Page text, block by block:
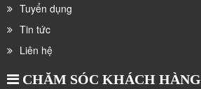
Tuyển dụng
Tin tức
Liên hệ
CHĂM SÓC KHÁCH HÀNG